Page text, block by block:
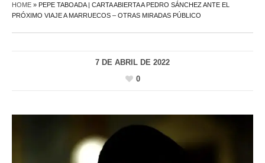
HOME » PEPE TABOADA | CARTA ABIERTA A PEDRO SÁNCHEZ ANTE EL
PRÓXIMO VIAJE A MARRUECOS – OTRAS MIRADAS PÚBLICO
7 DE ABRIL DE 2022
0